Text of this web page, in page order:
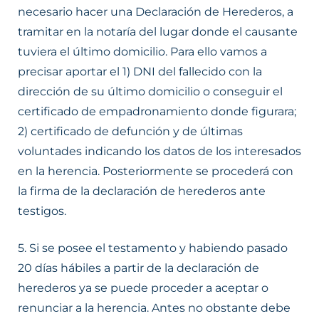
necesario hacer una Declaración de Herederos, a
tramitar en la notaría del lugar donde el causante
tuviera el último domicilio. Para ello vamos a
precisar aportar el 1) DNI del fallecido con la
dirección de su último domicilio o conseguir el
certificado de empadronamiento donde figurara;
2) certificado de defunción y de últimas
voluntades indicando los datos de los interesados
en la herencia. Posteriormente se procederá con
la firma de la declaración de herederos ante
testigos.
5. Si se posee el testamento y habiendo pasado
20 días hábiles a partir de la declaración de
herederos ya se puede proceder a aceptar o
renunciar a la herencia. Antes no obstante debe